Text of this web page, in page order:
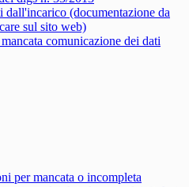
dall'incarico (documentazione da
sul sito web)
comunicazione dei dati
per mancata o incompleta